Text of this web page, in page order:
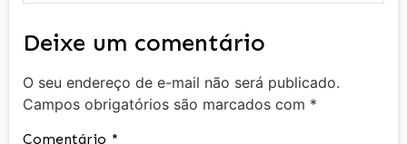
Deixe um comentário
O seu endereço de e-mail não será publicado.
Campos obrigatórios são marcados com *
Comentário *